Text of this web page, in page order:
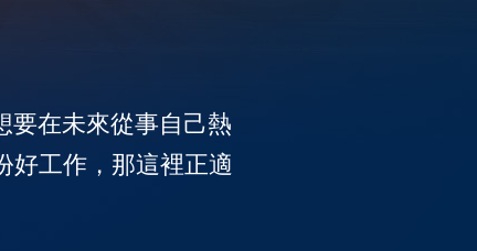
要在未來從事自己熱
好工作，那這裡正適